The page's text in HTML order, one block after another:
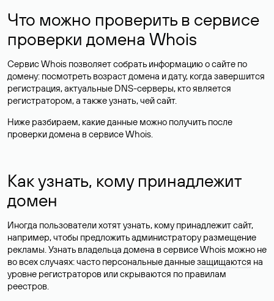
Что можно проверить в сервисе
проверки домена Whois
Сервис Whois позволяет собрать информацию о сайте по
домену: посмотреть возраст домена и дату, когда завершится
регистрация, актуальные DNS-серверы, кто является
регистратором, а также узнать, чей сайт.
Ниже разбираем, какие данные можно получить после
проверки домена в сервисе Whois.
Как узнать, кому принадлежит
домен
Иногда пользователи хотят узнать, кому принадлежит сайт,
например, чтобы предложить администратору размещение
рекламы. Узнать владельца домена в сервисе Whois можно не
во всех случаях: часто персональные данныезащищаются на
уровне регистраторов или скрываются по правилам
реестров.